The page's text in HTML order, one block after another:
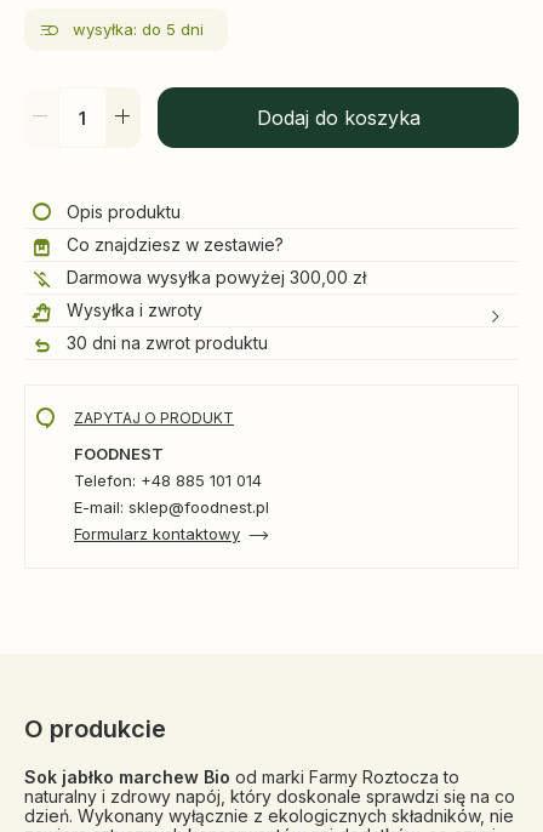
wysyłka: do 5 dni
Dodaj do koszyka
Opis produktu
Co znajdziesz w zestawie?
Darmowa wysyłka powyżej 300,00 zł
Wysyłka i zwroty
30 dni na zwrot produktu
ZAPYTAJ O PRODUKT
FOODNEST
Telefon: +48 885 101 014
E-mail: sklep@foodnest.pl
Formularz kontaktowy
O produkcie
Sok jabłko marchew Bio od marki Farmy Roztocza to
naturalny i zdrowy napój, który doskonale sprawdzi się na co
dzień. Wykonany wyłącznie z ekologicznych składników, nie